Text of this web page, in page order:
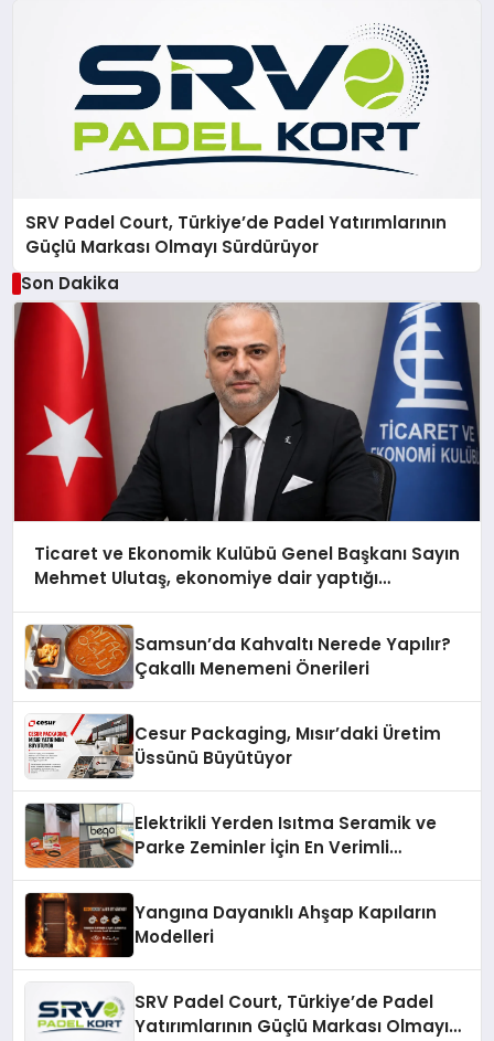
SRV Padel Court, Türkiye’de Padel Yatırımlarının
Güçlü Markası Olmayı Sürdürüyor
Son Dakika
Ticaret ve Ekonomik Kulübü Genel Başkanı Sayın
Mehmet Ulutaş, ekonomiye dair yaptığı
Samsun’da Kahvaltı Nerede Yapılır?
Çakallı Menemeni Önerileri
Cesur Packaging, Mısır’daki Üretim
Üssünü Büyütüyor
Elektrikli Yerden Isıtma Seramik ve
Parke Zeminler İçin En Verimli
Yangına Dayanıklı Ahşap Kapıların
Modelleri
SRV Padel Court, Türkiye’de Padel
Yatırımlarının Güçlü Markası Olmayı